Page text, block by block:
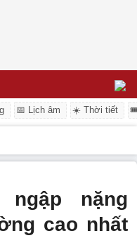
📅 Lịch âm ☀️ Thời tiết
ngập nặng
cao nhất